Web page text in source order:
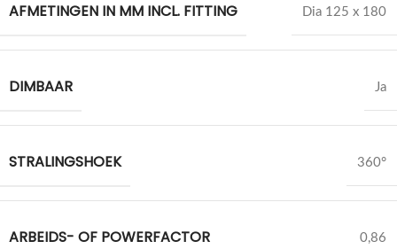
AFMETINGEN IN MM INCL. FITTING Dia 125 x 180
DIMBAAR Ja
STRALINGSHOEK 360°
ARBEIDS- OF POWERFACTOR 0,86